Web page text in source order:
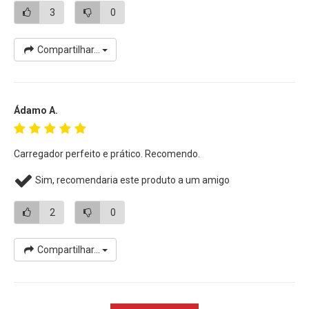
meramente ilustrativas.
3 0
Compartilhar...
Ádamo A.
Carregador perfeito e prático. Recomendo.
Sim, recomendaria este produto a um amigo
2 0
Compartilhar...